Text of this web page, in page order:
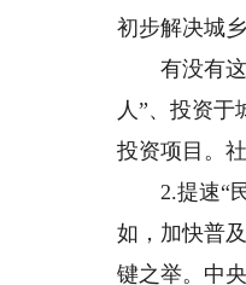
初步解决城
有没有这
人”、投资
投资项目。
2.提速“民
如，加快普
键之举。中